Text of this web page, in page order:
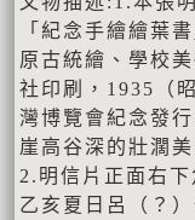
「紀念手繪繪葉
原古統繪、學校
社印刷，1935（
灣博覽會紀念發
崖高谷深的壯濶美
2.明信片正面右下
乙亥夏日呂（？